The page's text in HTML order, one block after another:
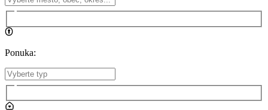
Ponuka: